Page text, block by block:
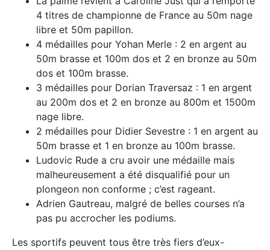
4 titres de championne de France au 50m nage
libre et 50m papillon.
4 médailles pour Yohan Merle : 2 en argent au
50m brasse et 100m dos et 2 en bronze au 50m
dos et 100m brasse.
3 médailles pour Dorian Traversaz : 1 en argent
au 200m dos et 2 en bronze au 800m et 1500m
nage libre.
2 médailles pour Didier Sevestre : 1 en argent au
50m brasse et 1 en bronze au 100m brasse.
Ludovic Rude a cru avoir une médaille mais
malheureusement a été disqualifié pour un
plongeon non conforme ; c’est rageant.
Adrien Gautreau, malgré de belles courses n’a
pas pu accrocher les podiums.
Les sportifs peuvent tous être très fiers d’eux-